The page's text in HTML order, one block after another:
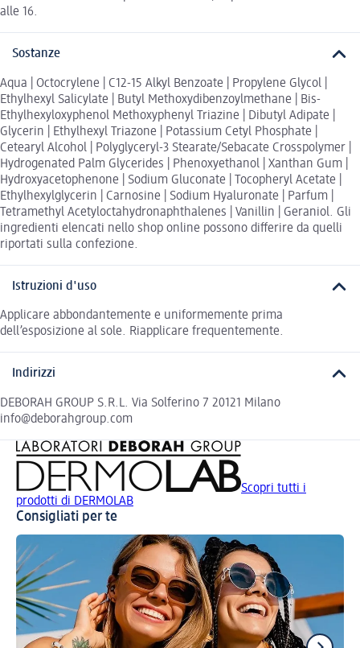
alle 16.
Sostanze
Aqua | Octocrylene | C12-15 Alkyl Benzoate | Propylene Glycol |
Ethylhexyl Salicylate | Butyl Methoxydibenzoylmethane | Bis-
Ethylhexyloxyphenol Methoxyphenyl Triazine | Dibutyl Adipate |
Glycerin | Ethylhexyl Triazone | Potassium Cetyl Phosphate |
Cetearyl Alcohol | Polyglyceryl-3 Stearate/Sebacate Crosspolymer |
Hydrogenated Palm Glycerides | Phenoxyethanol | Xanthan Gum |
Hydroxyacetophenone | Sodium Gluconate | Tocopheryl Acetate |
Ethylhexylglycerin | Carnosine | Sodium Hyaluronate | Parfum |
Tetramethyl Acetyloctahydronaphthalenes | Vanillin | Geraniol. Gli
ingredienti elencati nello shop online possono differire da quelli
riportati sulla confezione.
Istruzioni d'uso
Applicare abbondantemente e uniformemente prima
dell’esposizione al sole. Riapplicare frequentemente.
Indirizzi
DEBORAH GROUP S.R.L. Via Solferino 7 20121 Milano
info@deborahgroup.com
Scopri tutti i
prodotti di DERMOLAB
Consigliati per te